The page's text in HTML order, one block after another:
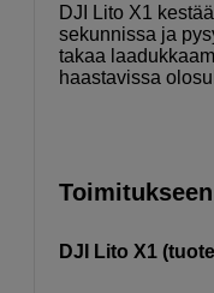
DJI Lito X1
sekunnissa ja
takaa
haastavissa
DJI Lito X1